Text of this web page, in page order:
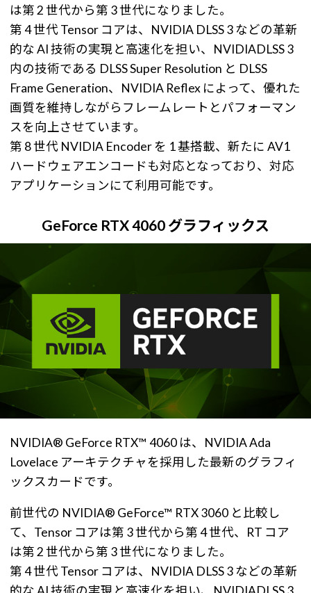
は第 2 世代から第 3 世代になりました。
第 4 世代 Tensor コアは、NVIDIA DLSS 3 などの革新
的な AI 技術の実現と高速化を担い、NVIDIADLSS 3
内の技術である DLSS Super Resolution と DLSS
Frame Generation、NVIDIA Reflex によって、優れた
画質を維持しながらフレームレートとパフォーマン
スを向上させています。
第 8 世代 NVIDIA Encoder を 1 基搭載、新たに AV1
ハードウェアエンコードも対応となっており、対応
アプリケーションにて利用可能です。
GeForce RTX 4060 グラフィックス
NVIDIA® GeForce RTX™ 4060 は、NVIDIA Ada
Lovelace アーキテクチャを採用した最新のグラフィ
ックスカードです。
前世代の NVIDIA® GeForce™ RTX 3060 と比較し
て、Tensor コアは第 3 世代から第 4 世代、RT コア
は第 2 世代から第 3 世代になりました。
第 4 世代 Tensor コアは、NVIDIA DLSS 3 などの革新